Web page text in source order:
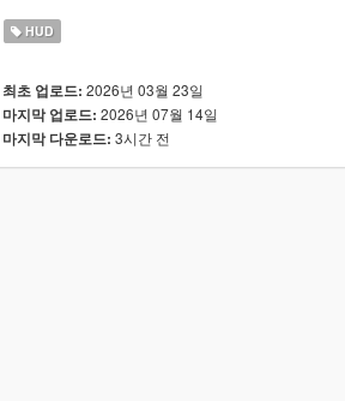
HUD
최초 업로드: 2026년 03월 23일
마지막 업로드: 2026년 07월 14일
마지막 다운로드: 3시간 전